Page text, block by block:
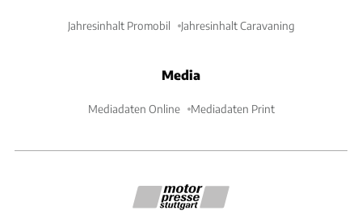
Jahresinhalt Promobil Jahresinhalt Caravaning
Media
Mediadaten Online Mediadaten Print